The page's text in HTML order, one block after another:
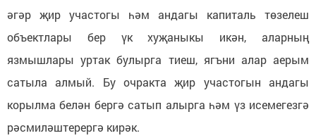
әгәр җир участогы һәм андагы капиталь төзелеш
объектлары бер үк хуҗаныкы икән, аларның
язмышлары уртак булырга тиеш, ягъни алар аерым
сатыла алмый. Бу очракта җир участогын андагы
корылма белән бергә сатып алырга һәм үз исемегезгә
рәсмиләштерергә кирәк.